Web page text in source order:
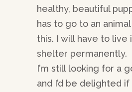
healthy, beautiful
has to go to an
this. I will have to live
shelter permanently.
I’m still looking for a
and I’d be delighted